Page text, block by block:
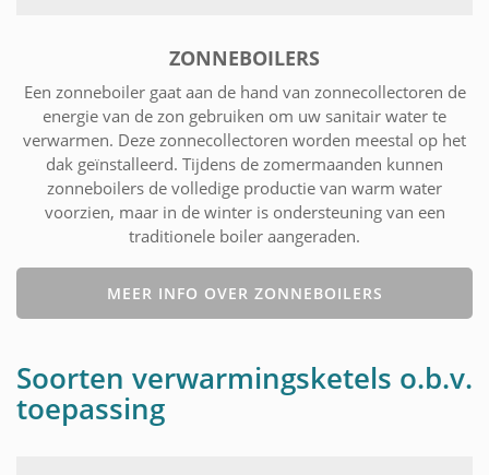
ZONNEBOILERS
Een zonneboiler gaat aan de hand van zonnecollectoren de
energie van de zon gebruiken om uw sanitair water te
verwarmen. Deze zonnecollectoren worden meestal op het
dak geïnstalleerd. Tijdens de zomermaanden kunnen
zonneboilers de volledige productie van warm water
voorzien, maar in de winter is ondersteuning van een
traditionele boiler aangeraden.
MEER INFO OVER ZONNEBOILERS
Soorten verwarmingsketels o.b.v.
toepassing